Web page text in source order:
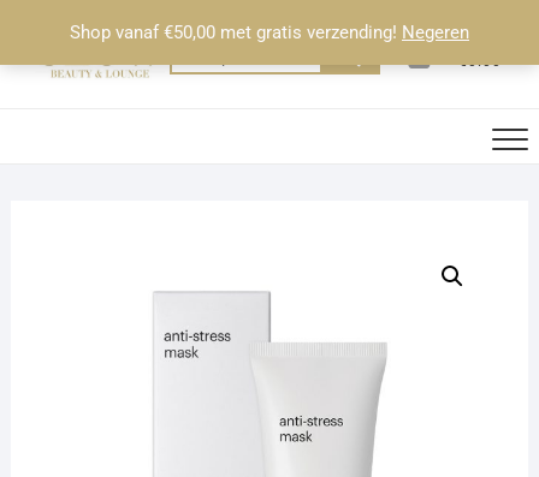
Shop vanaf €50,00 met gratis verzending! Negeren
de
naar:
0
Totaal
€0.00